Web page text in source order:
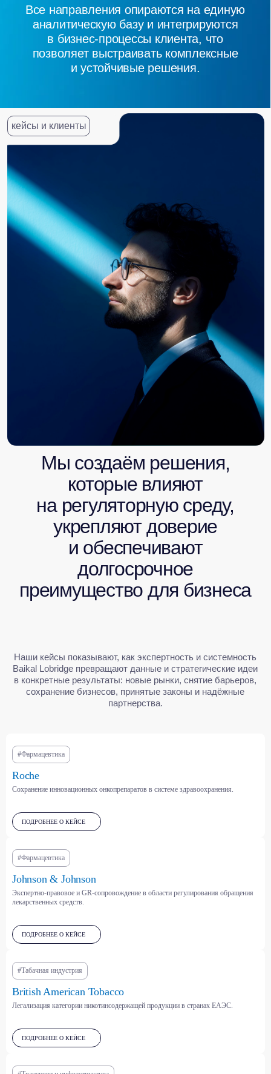
#Фармацевтика
Roche
Сохранение инновационных онкопрепаратов в системе здравоохранения.
ПОДРОБНЕЕ О КЕЙСЕ
#Фармацевтика
Johnson & Johnson
Экспертно-правовое и GR-сопровождение в области регулирования обращения
лекарственных средств.
ПОДРОБНЕЕ О КЕЙСЕ
#Табачная индустрия
British American Tobacco
Легализация категории никотинсодержащей продукции в странах ЕАЭС.
ПОДРОБНЕЕ О КЕЙСЕ
СМОТРЕТЬ ВСЕ КЕЙСЫ
Мы консультируем
клиентов из самых
разных секторов —
от энергетики
и фармацевтики до IT
и электронной торговли
Мы понимаем специфику каждой отрасли
и рыночных особенностей.